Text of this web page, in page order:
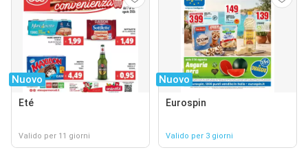
Nuovo
Eté
Valido per 11 giorni
Nuovo
Eurospin
Valido per 3 giorni